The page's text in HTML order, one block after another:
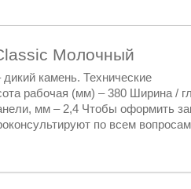
Молочный
камень. Технические
рабочая (мм) – 380 Ширина /
мм – 2,4 Чтобы оформить
по всем